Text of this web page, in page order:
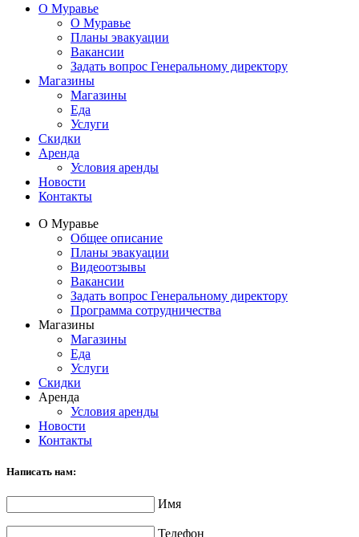
О Муравье
О Муравье
Планы эвакуации
Вакансии
Задать вопрос Генеральному директору
Магазины
Магазины
Еда
Услуги
Скидки
Аренда
Условия аренды
Новости
Контакты
О Муравье
Общее описание
Планы эвакуации
Видеоотзывы
Вакансии
Задать вопрос Генеральному директору
Программа сотрудничества
Магазины
Магазины
Еда
Услуги
Скидки
Аренда
Условия аренды
Новости
Контакты
Написать нам:
Имя
Телефон